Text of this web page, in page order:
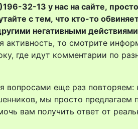
32-13 у нас на сайте,
с тем, что кто-то
негативными
активность, то смотрите
где идут комментарии по
вопросами еще раз
мы просто
вам получить ответ от